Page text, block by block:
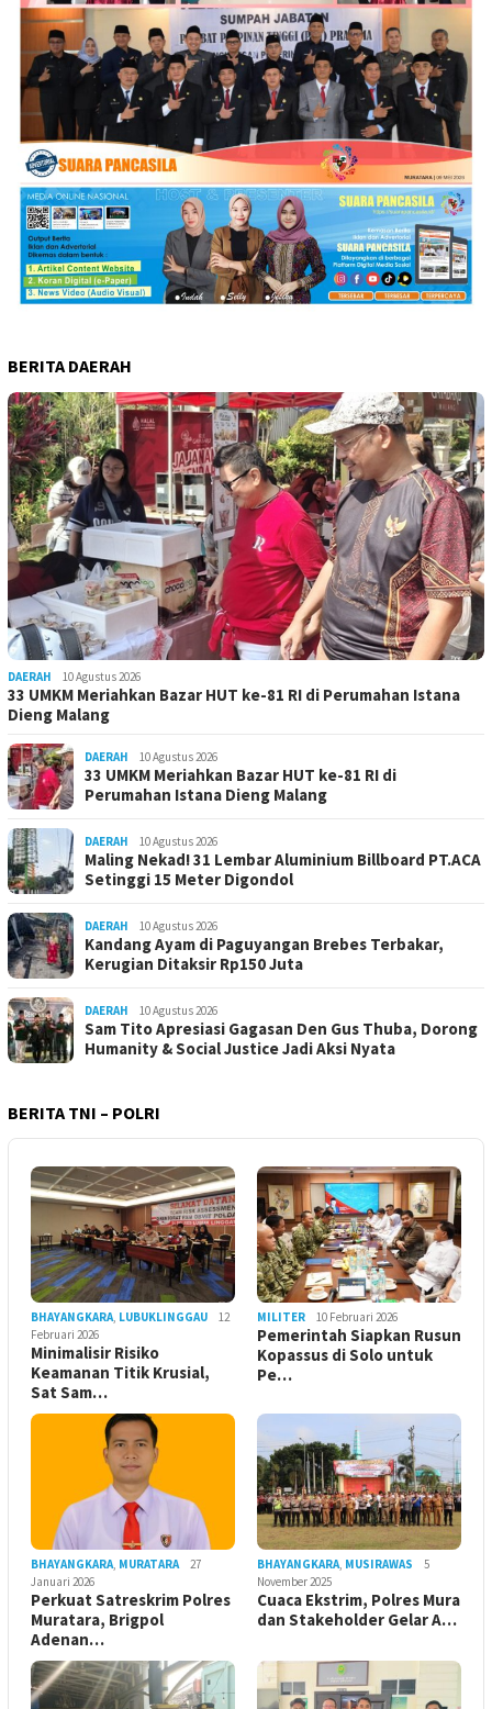
BERITA DAERAH
DAERAH 10 Agustus 2026
33 UMKM Meriahkan Bazar HUT ke-81 RI di Perumahan Istana
Dieng Malang
DAERAH 10 Agustus 2026
33 UMKM Meriahkan Bazar HUT ke-81 RI di
Perumahan Istana Dieng Malang
DAERAH 10 Agustus 2026
Maling Nekad! 31 Lembar Aluminium Billboard PT.ACA
Setinggi 15 Meter Digondol
DAERAH 10 Agustus 2026
Kandang Ayam di Paguyangan Brebes Terbakar,
Kerugian Ditaksir Rp150 Juta
DAERAH 10 Agustus 2026
Sam Tito Apresiasi Gagasan Den Gus Thuba, Dorong
Humanity & Social Justice Jadi Aksi Nyata
BERITA TNI – POLRI
BHAYANGKARA, LUBUKLINGGAU
12
Februari 2026
Minimalisir Risiko
Keamanan Titik Krusial,
Sat Sam…
MILITER 10 Februari 2026
Pemerintah Siapkan Rusun
Kopassus di Solo untuk
Pe…
BHAYANGKARA, MURATARA
27
Januari 2026
Perkuat Satreskrim Polres
Muratara, Brigpol
Adenan…
BHAYANGKARA, MUSIRAWAS
5
November 2025
Cuaca Ekstrim, Polres Mura
dan Stakeholder Gelar A…